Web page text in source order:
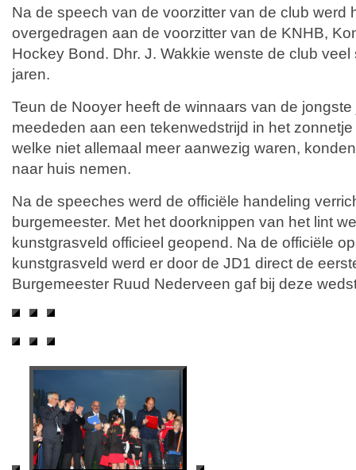
Na de speech van de voorzitter van de club werd
overgedragen aan de voorzitter van de KNHB,
Hockey Bond. Dhr. J. Wakkie wenste de club
jaren.
Teun de Nooyer heeft de winnaars van de
meededen aan een tekenwedstrijd in het
welke niet allemaal meer aanwezig waren,
naar huis nemen.
Na de speeches werd de officiële handeling
burgemeester. Met het doorknippen van het lint
kunstgrasveld officieel geopend. Na de officiële
kunstgrasveld werd er door de JD1 direct de
Burgemeester Ruud Nederveen gaf bij deze